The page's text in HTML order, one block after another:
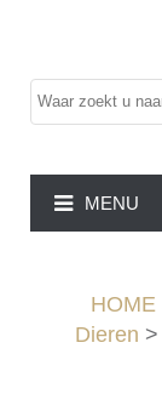
MENU
HOME
Dieren >